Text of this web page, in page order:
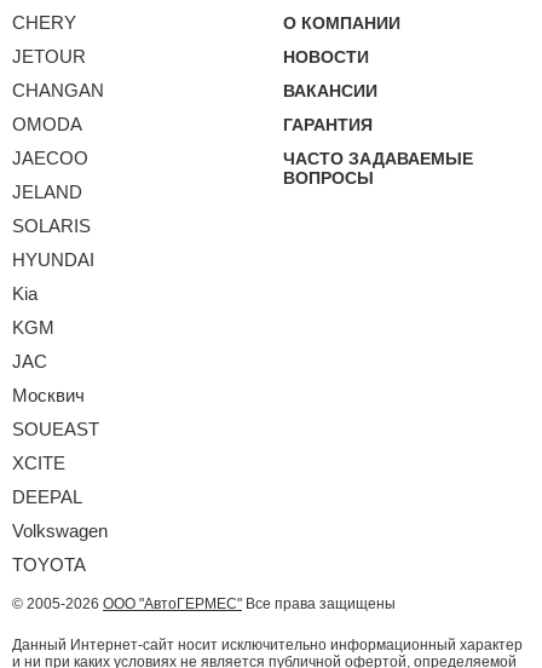
CHERY
JETOUR
CHANGAN
OMODA
JAECOO
JELAND
SOLARIS
HYUNDAI
Kia
KGM
JAC
Москвич
SOUEAST
XCITE
DEEPAL
Volkswagen
TOYOTA
О КОМПАНИИ
НОВОСТИ
ВАКАНСИИ
ГАРАНТИЯ
ЧАСТО ЗАДАВАЕМЫЕ
ВОПРОСЫ
© 2005-2026 ООО "АвтоГЕРМЕС" Все права защищены
Данный Интернет-сайт носит исключительно информационный характер
и ни при каких условиях не является публичной офертой, определяемой